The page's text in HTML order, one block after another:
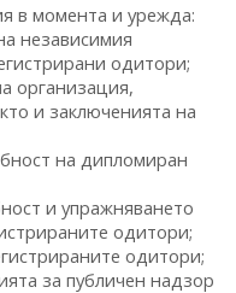
в момента и урежда:
независимия
одитори;
организация,
и заключенията на
на дипломиран
и упражняването
одитори;
одитори;
за публичен надзор